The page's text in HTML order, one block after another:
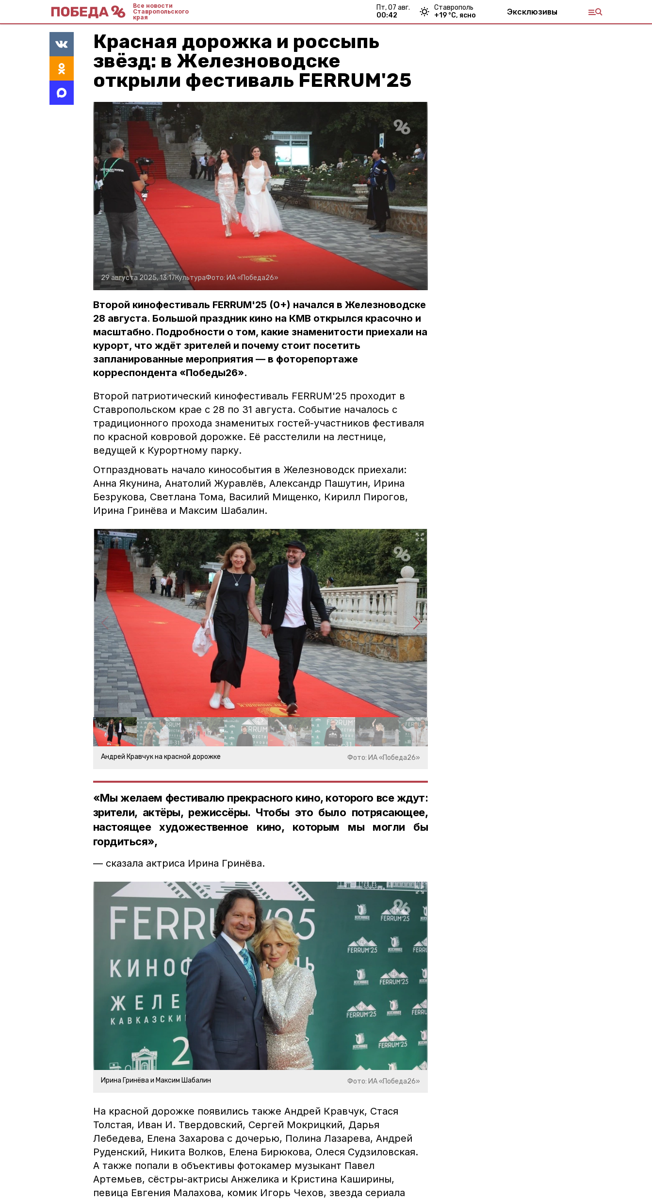
Все новости
Ставропольского
края
пт, 07 авг.
00:42
Ставрополь
+19 °С, ясно Эксклюзивы
Красная дорожка и россыпь
звёзд: в Железноводске
открыли фестиваль FERRUM'25
29 августа 2025, 13:17КультураФото: ИА «Победа26»
Второй кинофестиваль FERRUM'25 (0+) начался в Железноводске
28 августа. Большой праздник кино на КМВ открылся красочно и
масштабно. Подробности о том, какие знаменитости приехали на
курорт, что ждёт зрителей и почему стоит посетить
запланированные мероприятия — в фоторепортаже
корреспондента «Победы26».
Второй патриотический кинофестиваль FERRUM'25 проходит в
Ставропольском крае с 28 по 31 августа. Событие началось с
традиционного прохода знаменитых гостей-участников фестиваля
по красной ковровой дорожке. Её расстелили на лестнице,
ведущей к Курортному парку.
Отпраздновать начало кинособытия в Железноводск приехали:
Анна Якунина, Анатолий Журавлёв, Александр Пашутин, Ирина
Безрукова, Светлана Тома, Василий Мищенко, Кирилл Пирогов,
Ирина Гринёва и Максим Шабалин.
Андрей Кравчук на красной дорожке Фото: ИА «Победа26»
«Мы желаем фестивалю прекрасного кино, которого все ждут:
зрители, актёры, режиссёры. Чтобы это было потрясающее,
настоящее художественное кино, которым мы могли бы
гордиться»,
— сказала актриса Ирина Гринёва.
Ирина Гринёва и Максим Шабалин Фото: ИА «Победа26»
На красной дорожке появились также Андрей Кравчук, Стася
Толстая, Иван И. Твердовский, Сергей Мокрицкий, Дарья
Лебедева, Елена Захарова с дочерью, Полина Лазарева, Андрей
Руденский, Никита Волков, Елена Бирюкова, Олеся Судзиловская.
А также попали в объективы фотокамер музыкант Павел
Артемьев, сёстры-актрисы Анжелика и Кристина Каширины,
певица Евгения Малахова, комик Игорь Чехов, звезда сериала